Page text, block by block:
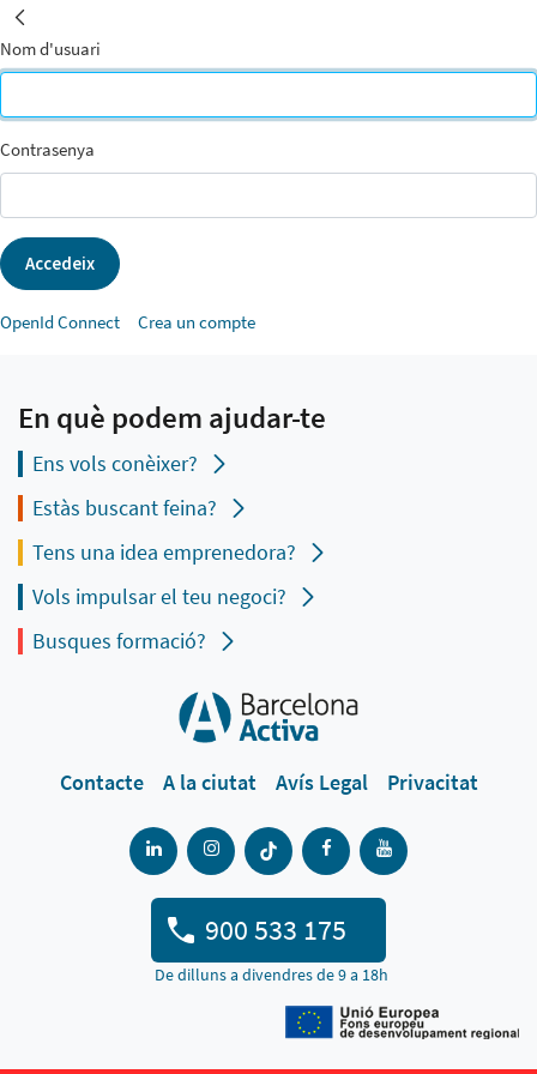
INICI
Inicia la sessió
Inicia la sessió
Nom d'usuari
Contrasenya
Accedeix
OpenId Connect Crea un compte
En què podem ajudar-te
Ens vols conèixer?
Estàs buscant feina?
Tens una idea emprenedora?
Vols impulsar el teu negoci?
Busques formació?
Contacte A la ciutat Avís Legal Privacitat
900 533 175
De dilluns a divendres de 9 a 18h